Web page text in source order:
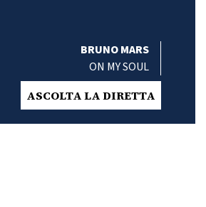
BRUNO MARS
ON MY SOUL
ASCOLTA LA DIRETTA